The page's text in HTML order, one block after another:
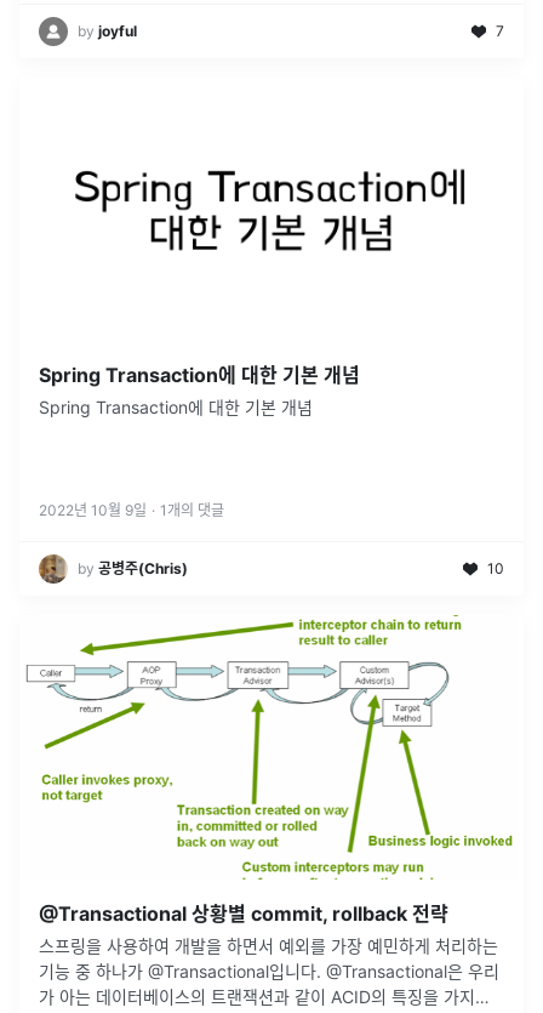
by joyful 7
Spring Transaction에 대한 기본 개념
Spring Transaction에 대한 기본 개념
2022년 10월 9일 · 1 개의 댓글
by 공병주(Chris) 10
@Transactional 상황별 commit, rollback 전략
스프링을 사용하여 개발을 하면서 예외를 가장 예민하게 처리하는
기능 중 하나가 @Transactional입니다. @Transactional은 우리
가 아는 데이터베이스의 트랜잭션과 같이 ACID의 특징을 가지면